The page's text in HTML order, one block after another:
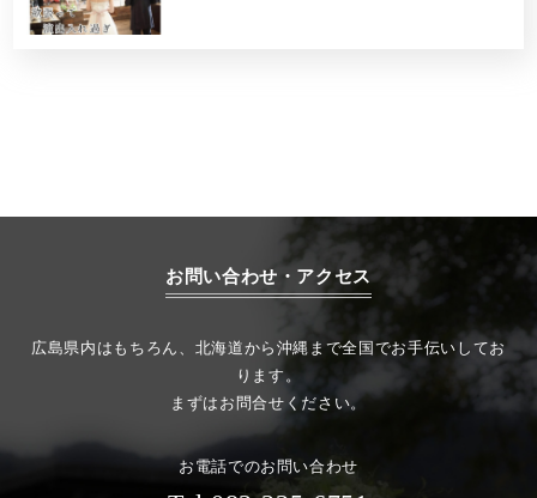
お問い合わせ・アクセス
広島県内はもちろん、北海道から沖縄まで全国でお手伝いしてお
ります。
まずはお問合せください。
お電話でのお問い合わせ